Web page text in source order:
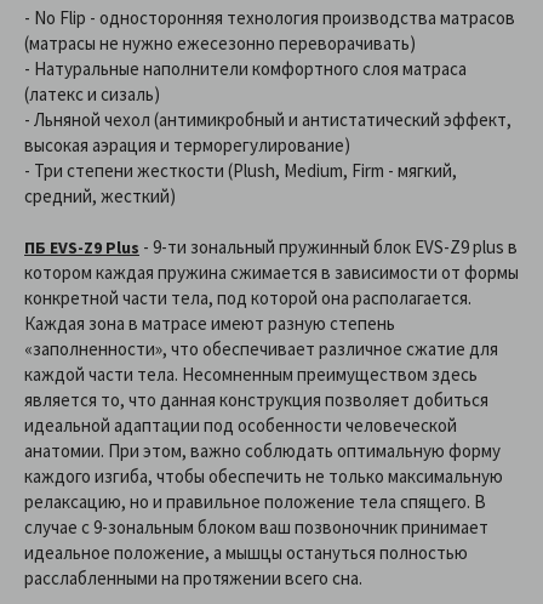
- No Flip - односторонняя технология производства матрасов
(матрасы не нужно ежесезонно переворачивать)
- Натуральные наполнители комфортного слоя матраса
(латекс и сизаль)
- Льняной чехол (антимикробный и антистатический эффект,
высокая аэрация и терморегулирование)
- Три степени жесткости (Plush, Medium, Firm - мягкий,
средний, жесткий)
ПБ EVS-Z9 Plus - 9-ти зональный пружинный блок EVS-Z9 plus в
котором каждая пружина сжимается в зависимости от формы
конкретной части тела, под которой она располагается.
Каждая зона в матрасе имеют разную степень
«заполненности», что обеспечивает различное сжатие для
каждой части тела. Несомненным преимуществом здесь
является то, что данная конструкция позволяет добиться
идеальной адаптации под особенности человеческой
анатомии. При этом, важно соблюдать оптимальную форму
каждого изгиба, чтобы обеспечить не только максимальную
релаксацию, но и правильное положение тела спящего. В
случае с 9-зональным блоком ваш позвоночник принимает
идеальное положение, а мышцы остануться полностью
расслабленными на протяжении всего сна.